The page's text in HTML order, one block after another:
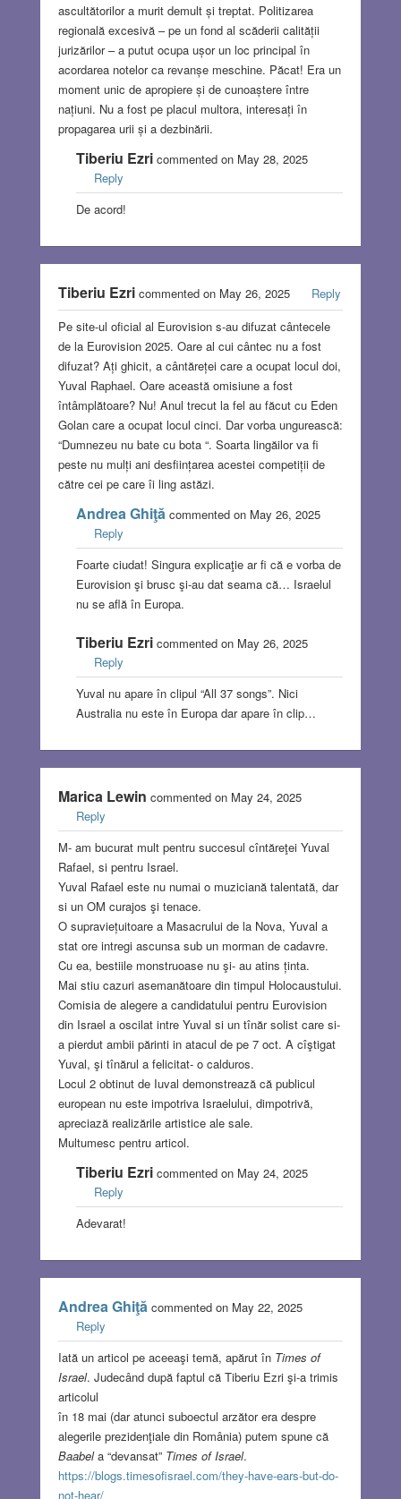
ascultătorilor a murit demult și treptat. Politizarea
regională excesivă – pe un fond al scăderii calității
jurizărilor – a putut ocupa ușor un loc principal în
acordarea notelor ca revanșe meschine. Păcat! Era un
moment unic de apropiere și de cunoaștere între
națiuni. Nu a fost pe placul multora, interesați în
propagarea urii și a dezbinării.
Tiberiu Ezricommented on May 28, 2025
Reply
De acord!
Tiberiu Ezricommented on May 26, 2025
Reply
Pe site-ul oficial al Eurovision s-au difuzat cântecele
de la Eurovision 2025. Oare al cui cântec nu a fost
difuzat? Ați ghicit, a cântăreței care a ocupat locul doi,
Yuval Raphael. Oare această omisiune a fost
întâmplătoare? Nu! Anul trecut la fel au făcut cu Eden
Golan care a ocupat locul cinci. Dar vorba ungurească:
“Dumnezeu nu bate cu bota “. Soarta lingăilor va fi
peste nu mulți ani desființarea acestei competiții de
către cei pe care îi ling astăzi.
Andrea Ghiţăcommented on May 26, 2025
Reply
Foarte ciudat! Singura explicaţie ar fi că e vorba de
Eurovision şi brusc şi-au dat seama că… Israelul
nu se află în Europa.
Tiberiu Ezricommented on May 26, 2025
Reply
Yuval nu apare în clipul “All 37 songs”. Nici
Australia nu este în Europa dar apare în clip…
Marica Lewin commented on May 24, 2025
Reply
M- am bucurat mult pentru succesul cîntăreţei Yuval
Rafael, si pentru Israel.
Yuval Rafael este nu numai o muziciană talentată, dar
si un OM curajos şi tenace.
O supraviețuitoare a Masacrului de la Nova, Yuval a
stat ore intregi ascunsa sub un morman de cadavre.
Cu ea, bestiile monstruoase nu şi- au atins ținta.
Mai stiu cazuri asemanătoare din timpul Holocaustului.
Comisia de alegere a candidatului pentru Eurovision
din Israel a oscilat intre Yuval si un tînăr solist care si-
a pierdut ambii părinti in atacul de pe 7 oct. A cîştigat
Yuval, şi tînărul a felicitat- o calduros.
Locul 2 obtinut de Iuval demonstrează că publicul
european nu este impotriva Israelului, dimpotrivă,
apreciază realizările artistice ale sale.
Multumesc pentru articol.
Tiberiu Ezricommented on May 24, 2025
Reply
Adevarat!
Andrea Ghiţăcommented on May 22, 2025
Reply
Iată un articol pe aceeaşi temă, apărut în Times of
Israel. Judecând după faptul că Tiberiu Ezri şi-a trimis
articolul
în 18 mai (dar atunci suboectul arzător era despre
alegerile prezidenţiale din România) putem spune că
Baabela “devansat” Times of Israel.
https://blogs.timesofisrael.com/they-have-ears-but-do-
not-hear/